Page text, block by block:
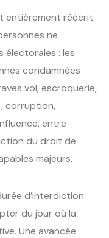
entièrement réécrit.
ne
électorales : les
condamnées
vol, escroquerie,
corruption,
entre
du droit de
majeurs.
d’interdiction
du jour où la
Une avancée